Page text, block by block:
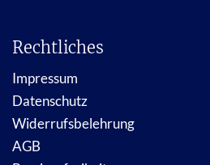
Rechtliches
Impressum
Datenschutz
Widerrufsbelehrung
AGB